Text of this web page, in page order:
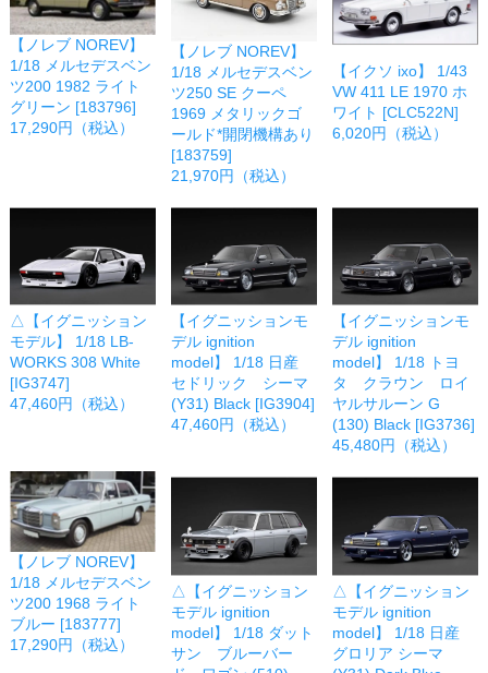
【ノレブ NOREV】
1/18 メルセデスベン
ツ200 1982 ライト
グリーン [183796]
17,290円（税込）
【ノレブ NOREV】
1/18 メルセデスベン
ツ250 SE クーペ
1969 メタリックゴ
ールド*開閉機構あり
[183759]
21,970円（税込）
【イクソ ixo】 1/43
VW 411 LE 1970 ホ
ワイト [CLC522N]
6,020円（税込）
△【イグニッション
モデル】 1/18 LB-
WORKS 308 White
[IG3747]
47,460円（税込）
【イグニッションモ
デル ignition
model】 1/18 日産
セドリック シーマ
(Y31) Black [IG3904]
47,460円（税込）
【イグニッションモ
デル ignition
model】 1/18 トヨ
タ クラウン ロイ
ヤルサルーン G
(130) Black [IG3736]
45,480円（税込）
【ノレブ NOREV】
1/18 メルセデスベン
ツ200 1968 ライト
ブルー [183777]
17,290円（税込）
△【イグニッション
モデル ignition
model】 1/18 ダット
サン ブルーバー
△【イグニッション
モデル ignition
model】 1/18 日産
グロリア シーマ